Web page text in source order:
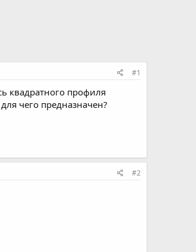
#1
квадратного профиля
чего предназначен?
#2